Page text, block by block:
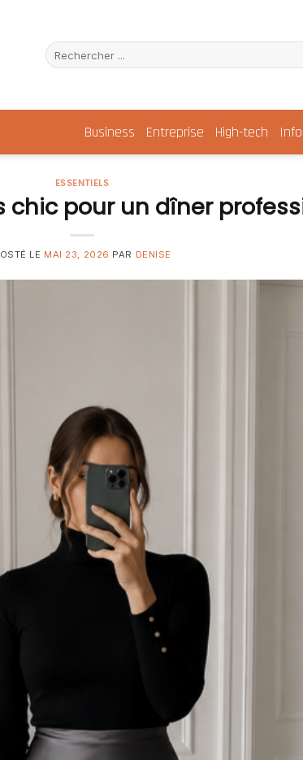
Business Entreprise High-tech
ESSENTIELS
chic pour un dîner
LE MAI 23, 2026 PAR DENISE